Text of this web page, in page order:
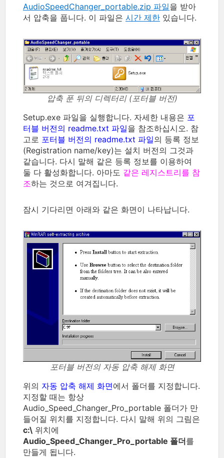
AudioSpeedChanger_portable.zip 파일을 받아
서 압축을 풉니다. 이 파일은 시간 제한 있습니다.
압축 푼 뒤의 디렉터리 (포터블 버전)
Setup.exe 파일을 실행합니다. 자세한 내용은 포
터블 버전의 readme.txt 파일을 참조하십시오. 참
고로 포터블 버전의 readme.txt 파일의 등록 정보
(Registration name/key)는 설치 버전의 그것과
같습니다. 다시 말해 같은 등록 정보를 이용하여
둘 다 활성화합니다. 아마도 같은 레지스트리를 참
조하는 것으로 여겨집니다.
잠시 기다리면 아래와 같은 화면이 나타납니다.
포터블 버전의 자동 압축 해제 화면
위의 자동 압축 해제 화면에서 폴더를 지정합니다.
지정할 때는 항상
Audio_Speed_Changer_Pro_portable 폴더가 만
들어질 위치를 지정합니다. 다시 말해 위의 그림은
c:\ 위치에
Audio_Speed_Changer_Pro_portable 폴더를
만들게 됩니다.